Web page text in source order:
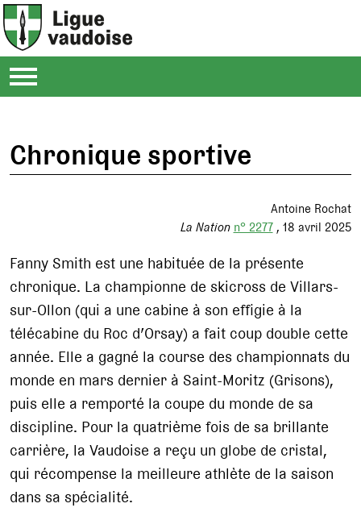
Chronique sportive
Antoine Rochat
La Nation n° 2277 18 avril 2025
Fanny Smith est une habituée de la présente
chronique. La championne de skicross de Villars-
sur-Ollon (qui a une cabine à son effigie à la
télécabine du Roc d’Orsay) a fait coup double cette
année. Elle a gagné la course des championnats du
monde en mars dernier à Saint-Moritz (Grisons),
puis elle a remporté la coupe du monde de sa
discipline. Pour la quatrième fois de sa brillante
carrière, la Vaudoise a reçu un globe de cristal,
qui récompense la meilleure athlète de la saison
dans sa spécialité.